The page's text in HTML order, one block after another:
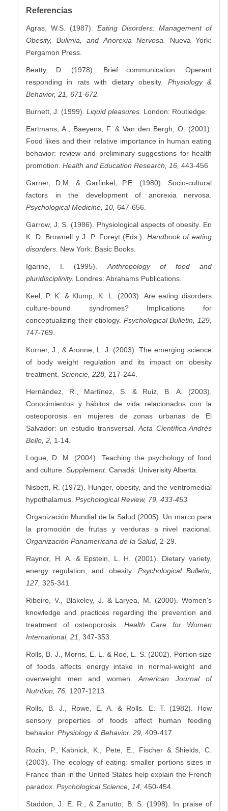
Referencias
Agras, W.S. (1987). Eating Disorders: Management of
Obesity, Bulimia, and Anorexia Nervosa. Nueva York:
Pergamon Press.
Beatty, D. (1978). Brief communication: Operant
responding in rats with dietary obesity. Physiology &
Behavior, 21, 671-672.
Burnett, J. (1999). Liquid pleasures. London: Routledge.
Eartmans, A., Baeyens, F. & Van den Bergh, O. (2001).
Food likes and their relative importance in human eating
behavior: review and preliminary suggestions for health
promotion. Health and Education Research, 16, 443-456
Garner, D.M. & Garfinkel, P.E. (1980). Socio-cultural
factors in the development of anorexia nervosa.
Psychological Medicine, 10, 647-656.
Garrow, J. S. (1986). Physiological aspects of obesity. En
K. D. Brownell y J. P. Foreyt (Eds.). Handbook of eating
disorders. New York: Basic Books.
Igarine, I. (1995). Anthropology of food and
pluridisciplinity. Londres: Abrahams Publications.
Keel, P. K. & Klump, K. L. (2003). Are eating disorders
culture-bound syndromes? Implications for
conceptualizing their etiology. Psychological Bulletin, 129,
747-769.
Korner, J., & Aronne, L. J. (2003). The emerging science
of body weight regulation and its impact on obesity
treatment. Sciencie, 228, 217-244.
Hernández, R., Martínez, S. & Ruiz, B. A. (2003).
Conocimientos y hábitos de vida relacionados con la
osteoporosis en mujeres de zonas urbanas de El
Salvador: un estudio transversal.Acta Científica Andrés
Bello, 2, 1-14.
Logue, D. M. (2004). Teaching the psychology of food
and culture. Supplement. Canadá: Univerisity Alberta.
Nisbett, R. (1972). Hunger, obesity, and the ventromedial
hypothalamus. Psychological Review, 79, 433-453.
Organización Mundial de la Salud (2005). Un marco para
la promoción de frutas y verduras a nivel nacional.
Organización Panamericana de la Salud, 2-29.
Raynor, H. A. & Epstein, L. H. (2001). Dietary variety,
energy regulation, and obesity. Psychological Bulletin,
127, 325-341.
Ribeiro, V., Blakeley, J. & Laryea, M. (2000). Women's
knowledge and practices regarding the prevention and
treatment of osteoporosis. Health Care for Women
International, 21, 347-353.
Rolls, B. J., Morris, E. L. & Roe, L. S. (2002). Portion size
of foods affects energy intake in normal-weight and
overweight men and women. American Journal of
Nutrition, 76, 1207-1213.
Rolls, B. J., Rowe, E. A. & Rolls. E. T. (1982). How
sensory properties of foods affect human feeding
behavior. Physiology & Behavior. 29, 409-417.
Rozin, P., Kabnick, K., Pete, E., Fischer & Shields, C.
(2003). The ecology of eating: smaller portions sizes in
France than in the United States help explain the French
paradox. Psychological Science, 14, 450-454.
Staddon, J. E. R., & Zanutto, B. S. (1998). In praise of